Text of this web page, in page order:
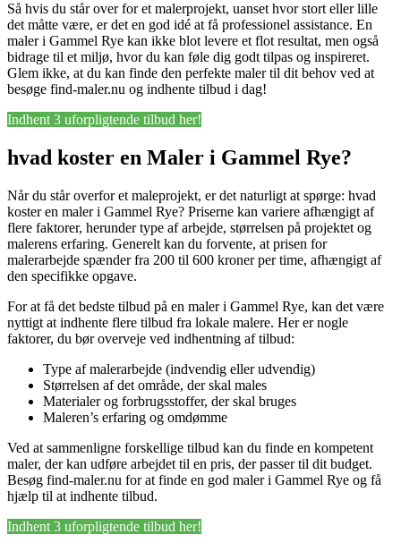
Så hvis du står over for et malerprojekt, uanset hvor stort eller lille
det måtte være, er det en god idé at få professionel assistance. En
maler i Gammel Rye kan ikke blot levere et flot resultat, men også
bidrage til et miljø, hvor du kan føle dig godt tilpas og inspireret.
Glem ikke, at du kan finde den perfekte maler til dit behov ved at
besøge find-maler.nu og indhente tilbud i dag!
Indhent 3 uforpligtende tilbud her!
hvad koster en Maler i Gammel Rye?
Når du står overfor et maleprojekt, er det naturligt at spørge: hvad
koster en maler i Gammel Rye? Priserne kan variere afhængigt af
flere faktorer, herunder type af arbejde, størrelsen på projektet og
malerens erfaring. Generelt kan du forvente, at prisen for
malerarbejde spænder fra 200 til 600 kroner per time, afhængigt af
den specifikke opgave.
For at få det bedste tilbud på en maler i Gammel Rye, kan det være
nyttigt at indhente flere tilbud fra lokale malere. Her er nogle
faktorer, du bør overveje ved indhentning af tilbud:
Type af malerarbejde (indvendig eller udvendig)
Størrelsen af det område, der skal males
Materialer og forbrugsstoffer, der skal bruges
Maleren’s erfaring og omdømme
Ved at sammenligne forskellige tilbud kan du finde en kompetent
maler, der kan udføre arbejdet til en pris, der passer til dit budget.
Besøg find-maler.nu for at finde en god maler i Gammel Rye og få
hjælp til at indhente tilbud.
Indhent 3 uforpligtende tilbud her!